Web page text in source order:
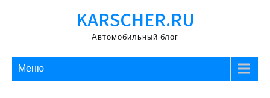
KARSCHER.RU
Автомобильный блог
Меню